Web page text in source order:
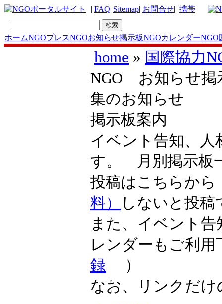
| FAQ| Sitemap| お問合せ| 携帯|
ホームNGOプレスNGOお知らせ掲示板NGOカレンダーNGO
home » 国際協力
NGO お知らせ掲
集のお知らせ
掲示板案内
イベント告知、人
す。 月別掲示
投稿はこちらか
料）
しないと投
また、イベント
レンダーもご利
録 ）
なお、リンクだ